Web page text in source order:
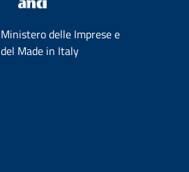
Ministero delle Imprese e
del Made in Italy